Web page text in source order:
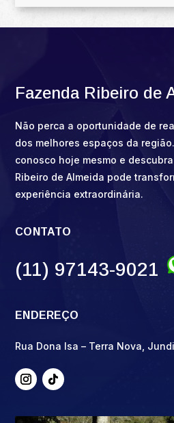
Fazenda Ribeiro de
Não perca a oportunidade de
dos melhores espaços da
conosco hoje mesmo e
Ribeiro de Almeida pode
experiência extraordinária.
CONTATO
(11) 97143-9021
ENDEREÇO
Rua Dona Isa – Terra Nova,